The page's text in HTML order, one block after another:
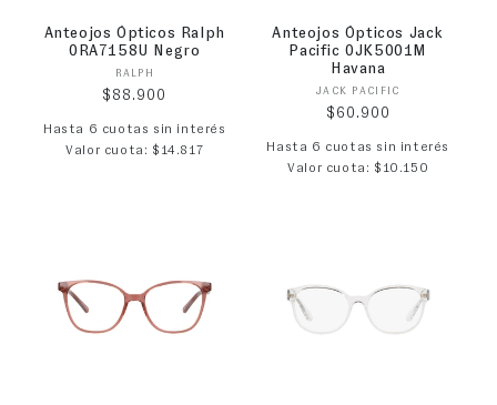
Anteojos Ópticos Ralph
0RA7158U Negro
Proveedor:
RALPH
Precio habitual
$88.900
Hasta 6 cuotas sin interés
Valor cuota: $14.817
Anteojos Ópticos Jack
Pacific 0JK5001M
Havana
Proveedor:
JACK PACIFIC
Precio habitual
$60.900
Hasta 6 cuotas sin interés
Valor cuota: $10.150